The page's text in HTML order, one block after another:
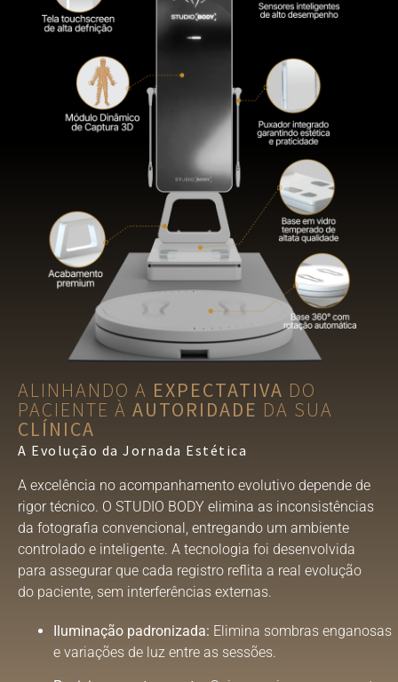
ALINHANDO A EXPECTATIVA DO
PACIENTE À AUTORIDADE DA SUA
CLÍNICA
A Evolução da Jornada Estética
A excelência no acompanhamento evolutivo depende de
rigor técnico. O STUDIO BODY elimina as inconsistências
da fotografia convencional, entregando um ambiente
controlado e inteligente. A tecnologia foi desenvolvida
para assegurar que cada registro reflita a real evolução
do paciente, sem interferências externas.
Iluminação padronizada: Elimina sombras enganosas
e variações de luz entre as sessões.